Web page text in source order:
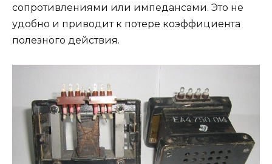
сопротивлениями или импедансами. Это не
удобно и приводит к потере коэффициента
полезного действия.